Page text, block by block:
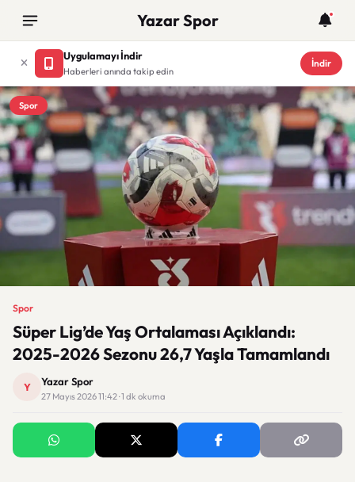
Yazar Spor
Uygulamayı İndir
Haberleri anında takip edin
İndir
Spor
Spor
Süper Lig’de Yaş Ortalaması Açıklandı:
2025-2026 Sezonu 26,7 Yaşla Tamamlandı
Y Yazar Spor
27 Mayıs 2026 11:42 · 1 dk okuma